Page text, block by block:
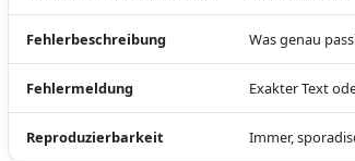
Fehlerbeschreibung Was genau
Fehlermeldung Exakter Text
Reproduzierbarkeit Immer,